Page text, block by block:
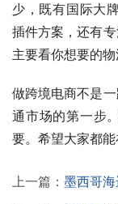
少，既有国际大
插件方案，还有
主要看你想要的
做跨境电商不是
通市场的第一步
要。希望大家都
上一篇： 墨西哥海